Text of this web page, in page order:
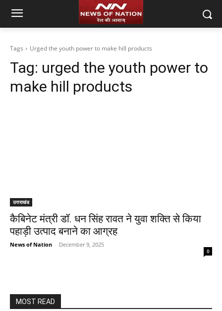
Tags Urged the youth power to make hill products
Tag: urged the youth power to
make hill products
उत्तराखंड
कैबिनेट मंत्री डॉ. धन सिंह रावत ने युवा शक्ति से किया
पहाड़ी उत्पाद बनाने का आग्रह
News of Nation - December 9, 2025
0
MOST READ